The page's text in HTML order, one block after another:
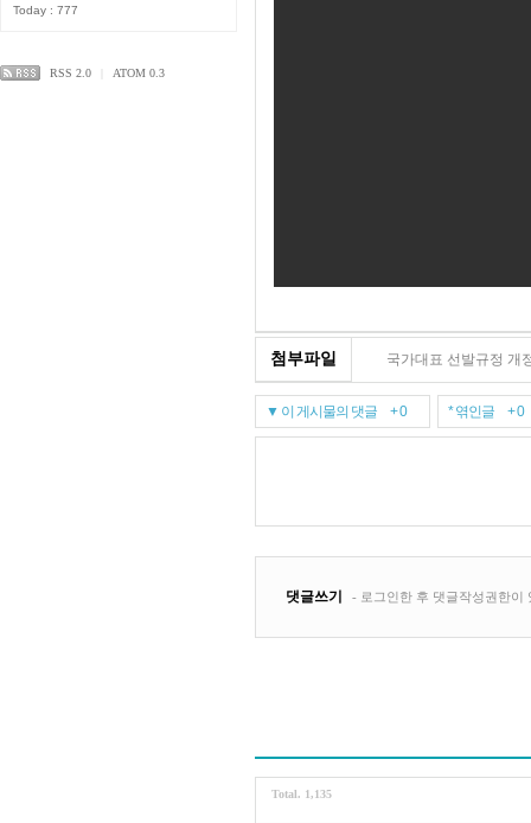
Today : 777
RSS 2.0 ATOM 0.3
첨부파일 국가대표 선발규정 개
▼ 이 게시물의 댓글 + 0 * 엮인글 + 0
Total. 1,135